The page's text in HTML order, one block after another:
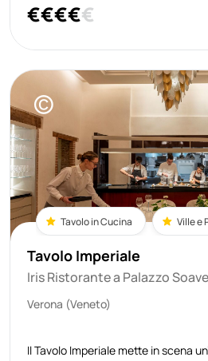
creatività. Il menu è un percorso
€€€€€
©
Tavolo in Cucina Ville e
Tavolo Imperiale
Iris Ristorante a Palazzo Soave
Verona (Veneto)
Il Tavolo Imperiale mette in scena